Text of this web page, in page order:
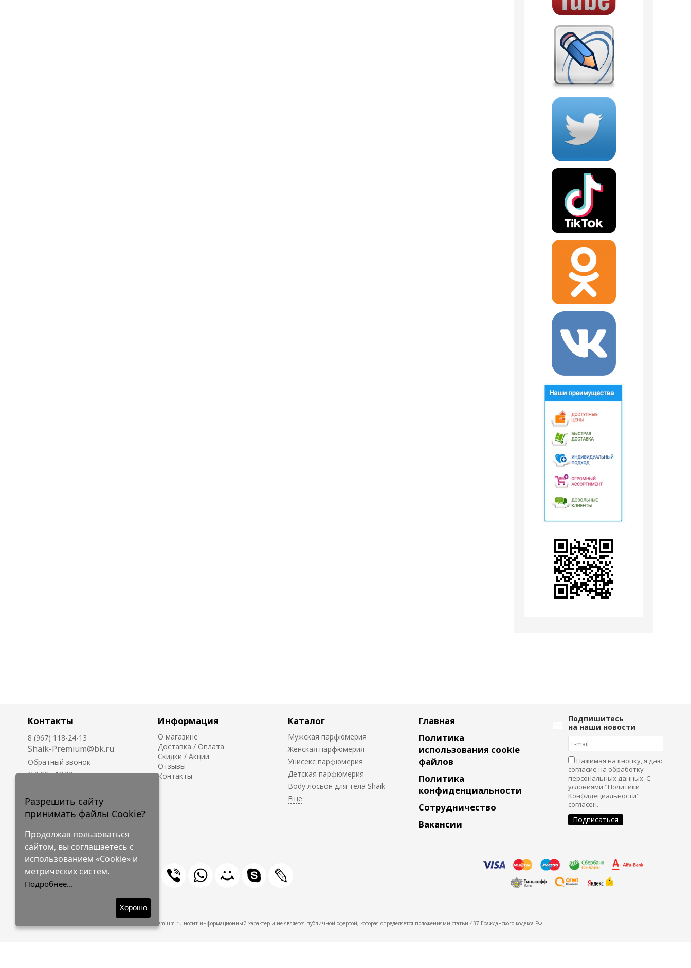
Контакты
8 (967) 118-24-13
Shaik-Premium@bk.ru
Обратный звонок
C 9:00 - 18:00, пн-пт
круглосуточно.
Информация
О магазине
Доставка / Оплата
Скидки / Акции
Отзывы
Контакты
Каталог
Мужская парфюмерия
Женская парфюмерия
Унисекс парфюмерия
Детская парфюмерия
Body лосьон для тела Shaik
Главная
Политика
использования cookie
файлов
Политика
конфиденциальности
Сотрудничество
Вакансии
Подпишитесь
на наши новости
Нажимая на кнопку, я даю
согласие на обработку
персональных данных. С
условиями "Политики
Конфидециальности"
согласен.
© 2009-2026 Shaik-Premium
Shaik-Premium.ru носит информационный характер и не является публичной офертой, которая определяется положениями статьи 437 Гражданского кодекса РФ.
Разрешить сайту
принимать файлы Cookie?
Продолжая пользоваться
сайтом, вы соглашаетесь с
использованием «Cookie» и
метрических систем.
Подробнее...
Хорошо